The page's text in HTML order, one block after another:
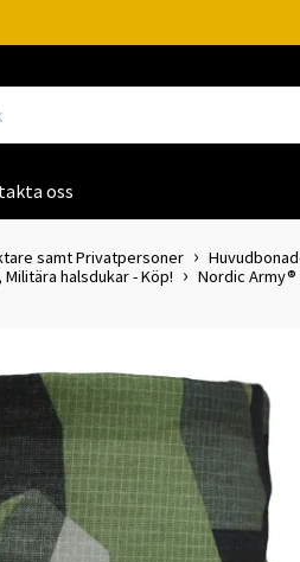
oss
samt Privatpersoner
halsdukar - Köp!
Nordic Army®